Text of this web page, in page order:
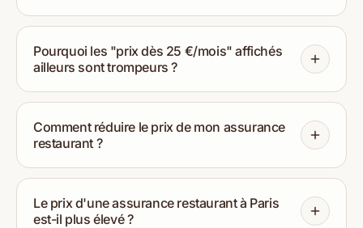
Pourquoi les "prix dès 25 €/mois" affichés
ailleurs sont trompeurs ?
Comment réduire le prix de mon assurance
restaurant ?
Le prix d'une assurance restaurant à Paris
est-il plus élevé ?